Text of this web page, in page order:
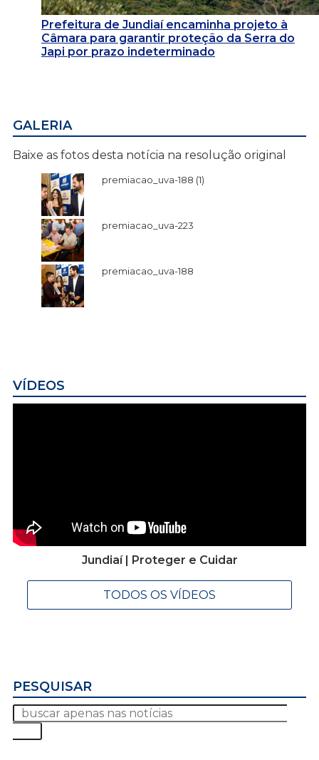
Prefeitura de Jundiaí encaminha projeto à
Câmara para garantir proteção da Serra do
Japi por prazo indeterminado
GALERIA
Baixe as fotos desta notícia na resolução original
premiacao_uva-188 (1)
premiacao_uva-223
premiacao_uva-188
VÍDEOS
Jundiaí | Proteger e Cuidar
TODOS OS VÍDEOS
PESQUISAR